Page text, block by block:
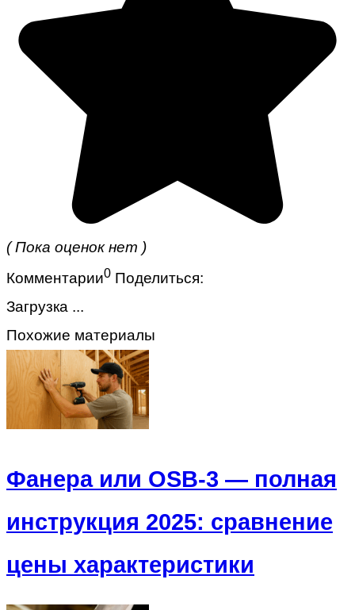
( Пока оценок нет )
Комментарии0 Поделиться:
Загрузка ...
Похожие материалы
Фанера или OSB-3 — полная
инструкция 2025: сравнение
цены характеристики